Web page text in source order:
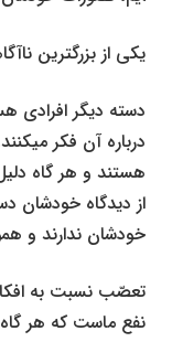
یکی از بزرگ­ترین
دسته دیگر افرادی
درباره آن فکر
هستند و هر گاه
از دیدگاه خودشان
خودشان ندارند و
تعصّب نسبت به
نفع ماست که هر گاه